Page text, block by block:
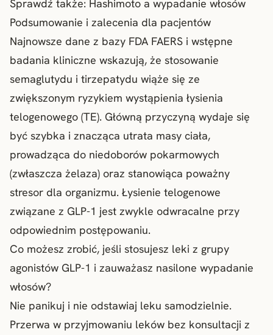
Sprawdź także: Hashimoto a wypadanie włosów
Podsumowanie i zalecenia dla pacjentów
Najnowsze dane z bazy FDA FAERS i wstępne
badania kliniczne wskazują, że stosowanie
semaglutydu i tirzepatydu wiąże się ze
zwiększonym ryzykiem wystąpienia łysienia
telogenowego (TE). Główną przyczyną wydaje się
być szybka i znacząca utrata masy ciała,
prowadząca do niedoborów pokarmowych
(zwłaszcza żelaza) oraz stanowiąca poważny
stresor dla organizmu. Łysienie telogenowe
związane z GLP-1 jest zwykle odwracalne przy
odpowiednim postępowaniu.
Co możesz zrobić, jeśli stosujesz leki z grupy
agonistów GLP-1 i zauważasz nasilone wypadanie
włosów?
Nie panikuj i nie odstawiaj leku samodzielnie.
Przerwa w przyjmowaniu leków bez konsultacji z